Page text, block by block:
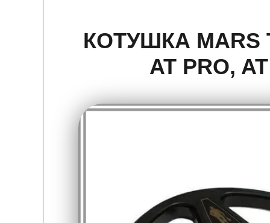
КОТУШКА MARS
AT PRO,